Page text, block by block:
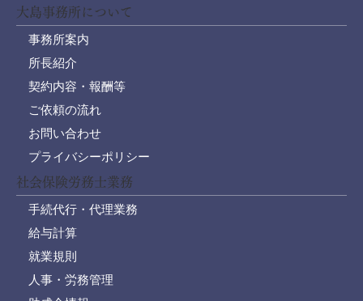
大島事務所について
事務所案内
所長紹介
契約内容・報酬等
ご依頼の流れ
お問い合わせ
プライバシーポリシー
社会保険労務士業務
手続代行・代理業務
給与計算
就業規則
人事・労務管理